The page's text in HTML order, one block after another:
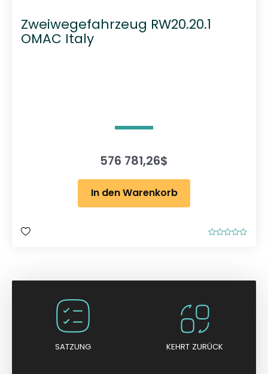
Zweiwegefahrzeug RW20.20.1
OMAC Italy
i
t
0
v
n
5
576 781,26$
In den Warenkorb
SATZUNG KEHRT ZURÜCK